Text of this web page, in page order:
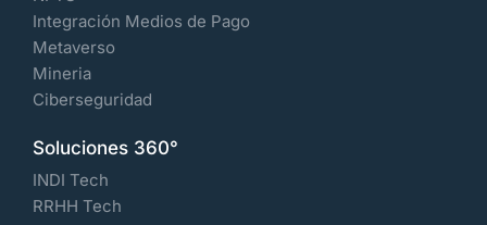
Integración Medios de Pago
Metaverso
Mineria
Ciberseguridad
Soluciones 360°
INDI Tech
RRHH Tech